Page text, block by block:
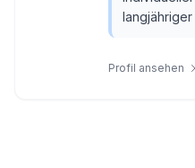
Profil ansehen